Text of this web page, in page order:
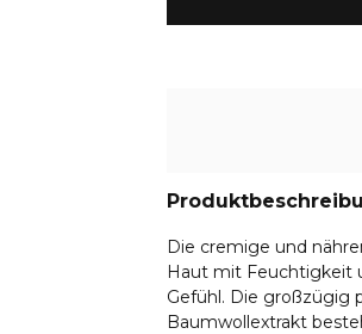
Die cremige und
Haut mit Feuchtigkeit
Gefühl. Die großzügig
Baumwollextrakt